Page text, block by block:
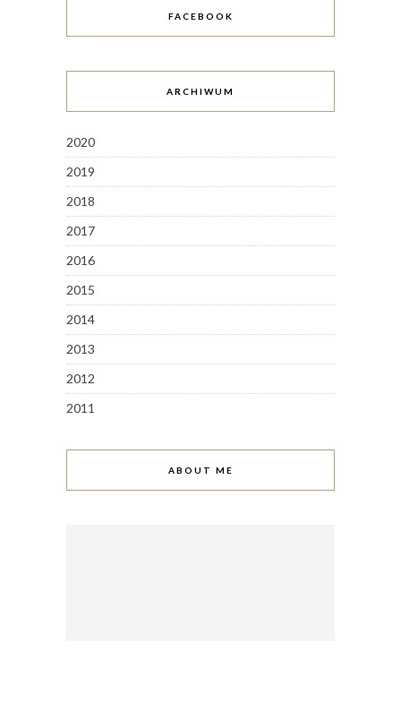
FACEBOOK
ARCHIWUM
2020
2019
2018
2017
2016
2015
2014
2013
2012
2011
ABOUT ME